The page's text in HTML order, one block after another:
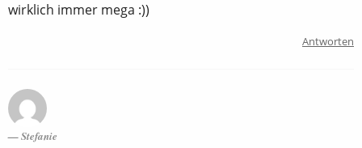
wirklich immer mega :))
Antworten
Stefanie